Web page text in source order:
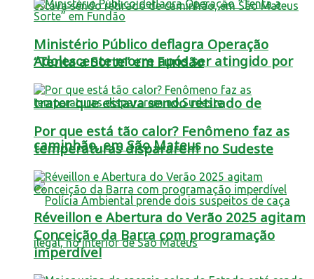
Adolescente morre após ser atingido por
trator que estava sendo retirado de
caminhão, em São Mateus
Ministério Público deflagra Operação
“Tenta a Sorte” em Fundão
Por que está tão calor? Fenômeno faz as
temperaturas dispararem no Sudeste
Réveillon e Abertura do Verão 2025 agitam
Conceição da Barra com programação
imperdível